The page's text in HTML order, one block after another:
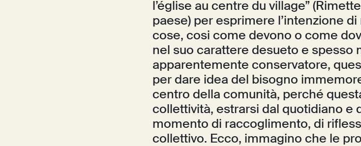
l’église au centre du village”
paese) per esprimere l’intenzione
cose, cosi come devono o come
nel suo carattere desueto e spesso
apparentemente conservatore,
per dare idea del bisogno
centro della comunità, perché
collettività, estrarsi dal quotidiano e
momento di raccoglimento, di
collettivo. Ecco, immagino che le